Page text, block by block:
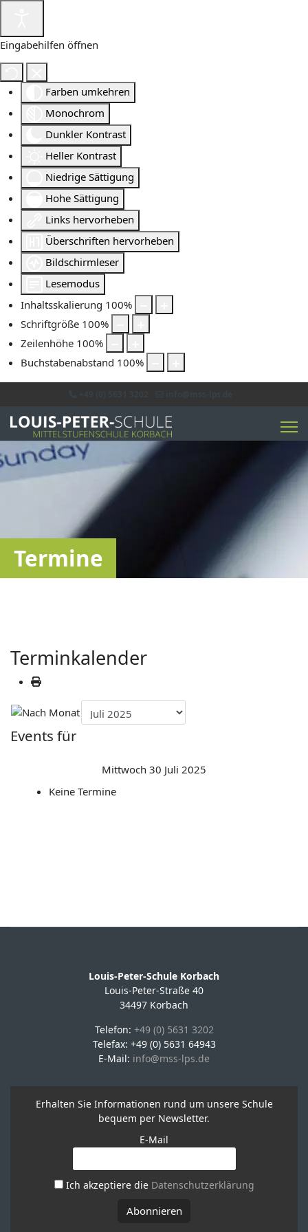
Eingabehilfen öffnen
Farben umkehren
Monochrom
Dunkler Kontrast
Heller Kontrast
Niedrige Sättigung
Hohe Sättigung
Links hervorheben
Überschriften hervorheben
Bildschirmleser
Lesemodus
Inhaltsskalierung 100%
Schriftgröße 100%
Zeilenhöhe 100%
Buchstabenabstand 100%
Termine
Terminkalender
Events für
Mittwoch 30 Juli 2025
Keine Termine
Louis-Peter-Schule Korbach
Louis-Peter-Straße 40
34497 Korbach
Telefon: +49 (0) 5631 3202
Telefax: +49 (0) 5631 64943
E-Mail: info@mss-lps.de
Erhalten Sie Informationen rund um unsere Schule
bequem per Newsletter.
E-Mail
Ich akzeptiere die Datenschutzerklärung